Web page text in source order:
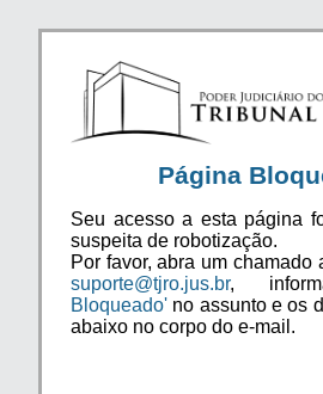
Página
Seu acesso a esta página
suspeita de robotização.
Por favor, abra um chamado
suporte@tjro.jus.br,
Bloqueado' no assunto e os
abaixo no corpo do e-mail.